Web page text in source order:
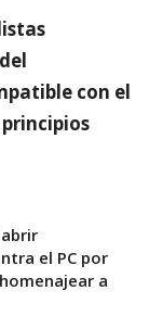
con el
el PC por
a